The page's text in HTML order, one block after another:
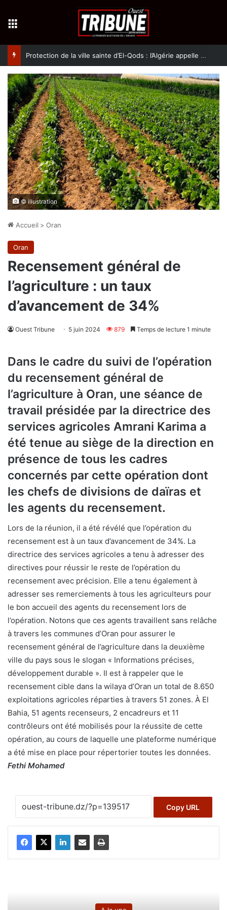
Protection de la ville sainte d’El-Qods : l’Algérie appelle à une action collective
© illustration
Accueil > Oran
Oran
Recensement général de
l’agriculture : un taux
d’avancement de 34%
Ouest Tribune 5 juin 2024 879 Temps de lecture 1 minute
Dans le cadre du suivi de l’opération
du recensement général de
l’agriculture à Oran, une séance de
travail présidée par la directrice des
services agricoles Amrani Karima a
été tenue au siège de la direction en
présence de tous les cadres
concernés par cette opération dont
les chefs de divisions de daïras et
les agents du recensement.
Lors de la réunion, il a été révélé que l’opération du
recensement est à un taux d’avancement de 34%. La
directrice des services agricoles a tenu à adresser des
directives pour réussir le reste de l’opération du
recensement avec précision. Elle a tenu également à
adresser ses remerciements à tous les agriculteurs pour
le bon accueil des agents du recensement lors de
l’opération. Notons que ces agents travaillent sans relâche
à travers les communes d’Oran pour assurer le
recensement général de l’agriculture dans la deuxième
ville du pays sous le slogan « Informations précises,
développement durable ». Il est à rappeler que le
recensement cible dans la wilaya d’Oran un total de 8.650
exploitations agricoles réparties à travers 51 zones. À El
Bahia, 51 agents recenseurs, 2 encadreurs et 11
contrôleurs ont été mobilisés pour la réussite de cette
opération, au cours de laquelle une plateforme numérique
a été mise en place pour répertorier toutes les données.
Fethi Mohamed
Copy URL